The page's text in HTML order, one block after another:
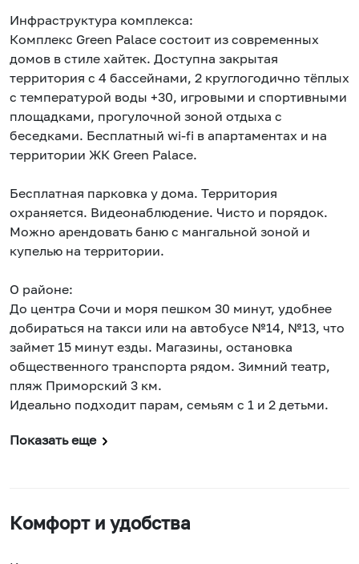
Инфраструктура комплекса:
Комплекс Grееn Раlасе состоит из современных
домов в стиле хайтек. Доступна закрытая
территория с 4 бассейнами, 2 круглогодично тёплых
с температурой воды +30, игровыми и спортивными
площадками, прогулочной зоной отдыха с
беседками. Бесплатный wi-fi в апартаментах и на
территории ЖК Grееn Раlасе.
Бесплатная парковка у дома. Территория
охраняется. Видеонаблюдение. Чисто и порядок.
Можно арендовать баню с мангальной зоной и
купелью на территории.
О районе:
До центра Сочи и моря пешком 30 минут, удобнее
добираться на такси или на автобусе №14, №13, что
займет 15 минут езды. Магазины, остановка
общественного транспорта рядом. Зимний театр,
пляж Приморский 3 км.
Идеально подходит парам, семьям с 1 и 2 детьми.
Показать еще
Комфорт и удобства